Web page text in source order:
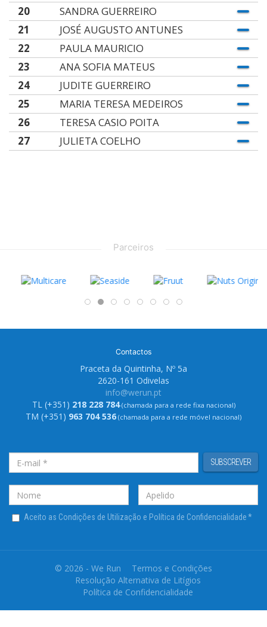
20
SANDRA GUERREIRO
21
JOSÉ AUGUSTO ANTUNES
22
PAULA MAURICIO
23
ANA SOFIA MATEUS
24
JUDITE GUERREIRO
25
MARIA TERESA MEDEIROS
26
TERESA CASIO POITA
27
JULIETA COELHO
Parceiros
Contactos
Praceta da Quintinha, Nº 5a
2620-161 Odivelas
info@werun.pt
TL (+351) 218 228 784(chamada para a rede fixa nacional)
TM (+351) 963 704 536 (chamada para a rede móvel nacional)
SUBSCREVER
Aceito as Condições de Utilização e Política de Confidencialidade*
© 2026 - We Run
Termos e Condições
Resolução Alternativa de Litígios
Política de Confidencialidade